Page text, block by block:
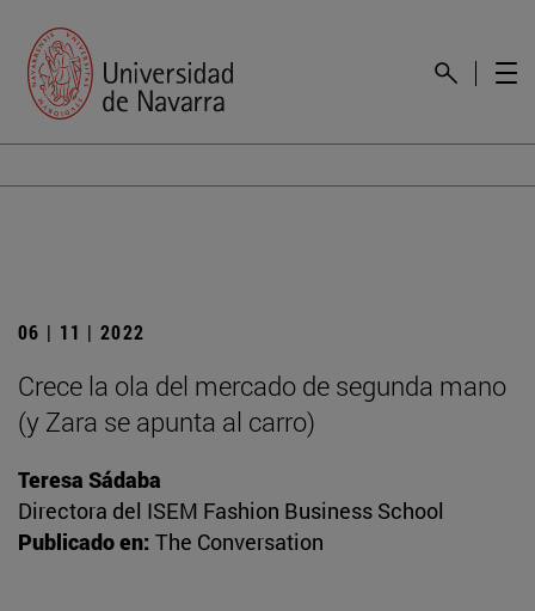
06 | 11 | 2022
Crece la ola del mercado de segunda mano
(y Zara se apunta al carro)
Teresa Sádaba
Directora del ISEM Fashion Business School
Publicado en: The Conversation